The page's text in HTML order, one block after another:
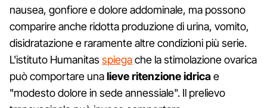
nausea, gonfiore e dolore addominale, ma possono
comparire anche ridotta produzione di urina, vomito,
disidratazione e raramente altre condizioni più serie.
L'istituto Humanitas spiegache la stimolazione ovarica
può comportare unalieve ritenzione idricae
"modesto dolore in sede annessiale". Il prelievo